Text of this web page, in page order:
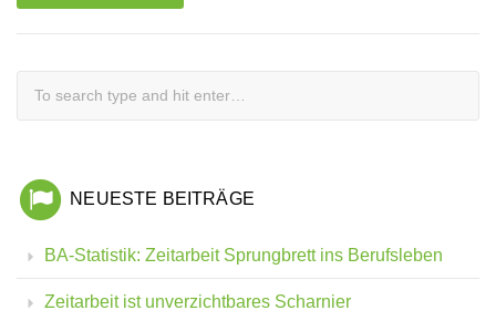
NEUESTE BEITRÄGE
BA-Statistik: Zeitarbeit Sprungbrett ins Berufsleben
Zeitarbeit ist unverzichtbares Scharnier